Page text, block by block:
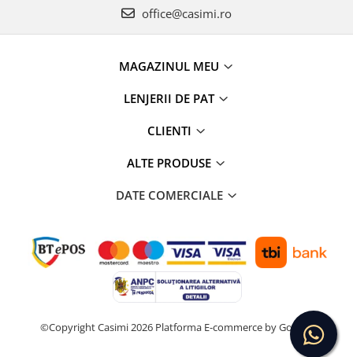
office@casimi.ro
MAGAZINUL MEU
LENJERII DE PAT
CLIENTI
ALTE PRODUSE
DATE COMERCIALE
©Copyright Casimi 2026 Platforma E-commerce by Gomag